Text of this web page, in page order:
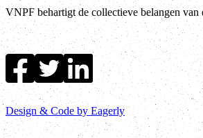
VNPF behartigt de collectieve belangen
Design & Code by Eagerly